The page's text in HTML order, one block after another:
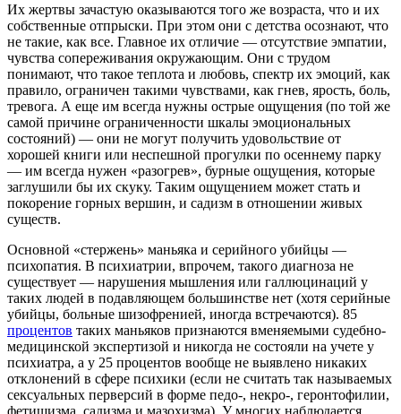
Их жертвы зачастую оказываются того же возраста, что и их
собственные отпрыски. При этом они с детства осознают, что
не такие, как все. Главное их отличие — отсутствие эмпатии,
чувства сопереживания окружающим. Они с трудом
понимают, что такое теплота и любовь, спектр их эмоций, как
правило, ограничен такими чувствами, как гнев, ярость, боль,
тревога. А еще им всегда нужны острые ощущения (по той же
самой причине ограниченности шкалы эмоциональных
состояний) — они не могут получить удовольствие от
хорошей книги или неспешной прогулки по осеннему парку
— им всегда нужен «разогрев», бурные ощущения, которые
заглушили бы их скуку. Таким ощущением может стать и
покорение горных вершин, и садизм в отношении живых
существ.
Основной «стержень» маньяка и серийного убийцы —
психопатия. В психиатрии, впрочем, такого диагноза не
существует — нарушения мышления или галлюцинаций у
таких людей в подавляющем большинстве нет (хотя серийные
убийцы, больные шизофренией, иногда встречаются). 85
процентов таких маньяков признаются вменяемыми судебно-
медицинской экспертизой и никогда не состояли на учете у
психиатра, а у 25 процентов вообще не выявлено никаких
отклонений в сфере психики (если не считать так называемых
сексуальных перверсий в форме педо-, некро-, геронтофилии,
фетишизма, садизма и мазохизма). У многих наблюдается